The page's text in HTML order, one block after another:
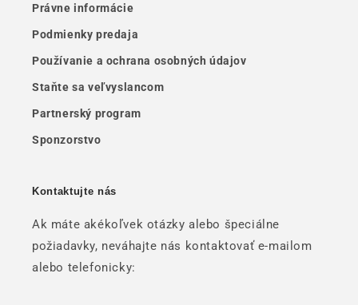
Právne informácie
Podmienky predaja
Používanie a ochrana osobných údajov
Staňte sa veľvyslancom
Partnerský program
Sponzorstvo
Kontaktujte nás
Ak máte akékoľvek otázky alebo špeciálne
požiadavky, neváhajte nás kontaktovať e-mailom
alebo telefonicky: